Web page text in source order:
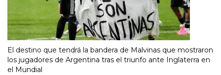
El destino que tendrá la bandera de Malvinas que mostraron
los jugadores de Argentina tras el triunfo ante Inglaterra en
el Mundial